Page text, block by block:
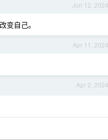
Jun 12, 2024
变自己。
Apr 11, 2024
Apr 2, 2024